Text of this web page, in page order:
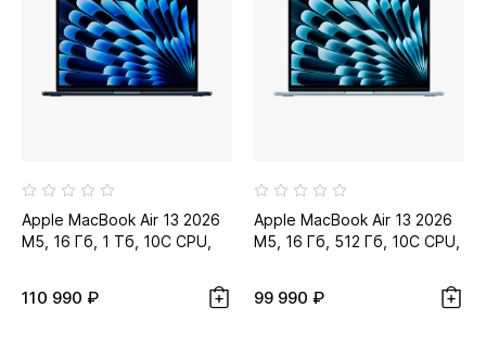
Apple MacBook Air 13 2026
M5, 16 Гб, 1 Тб, 10C CPU,
110 990 ₽
Apple MacBook Air 13 2026
M5, 16 Гб, 512 Гб, 10C CPU,
99 990 ₽